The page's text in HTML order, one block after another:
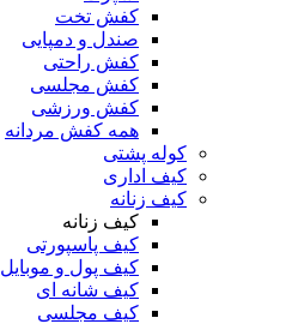
کفش تخت
صندل و دمپایی
کفش راحتی
کفش مجلسی
کفش ورزشی
همه کفش مردانه
کوله پشتی
کیف اداری
کیف زنانه
کیف زنانه
کیف پاسپورتی
کیف پول و موبایل
کیف شانه ای
کیف مجلسی